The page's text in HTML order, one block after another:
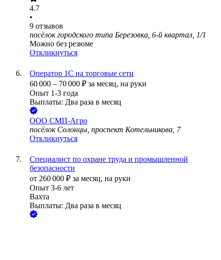
4.7
•
9 отзывов
посёлок городского типа Березовка, 6-й квартал, 1/1
Можно без резюме
Откликнуться
Оператор 1С на торговые сети
60 000 – 70 000 ₽ за месяц, на руки
Опыт 1-3 года
Выплаты: Два раза в месяц
ООО СМП-Агро
посёлок Солонцы, проспект Котельникова, 7
Откликнуться
Специалист по охране труда и промышленной
безопасности
от 260 000 ₽ за месяц, на руки
Опыт 3-6 лет
Вахта
Выплаты: Два раза в месяц